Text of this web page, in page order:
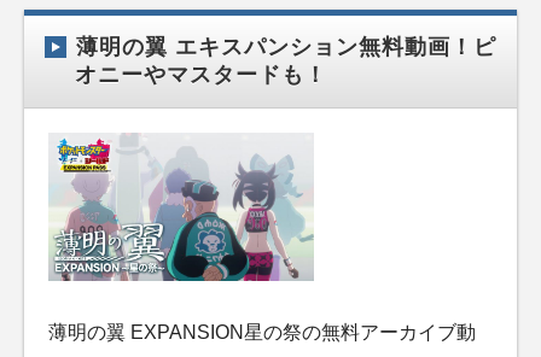
薄明の翼 エキスパンション無料動画！ピ
オニーやマスタードも！
薄明の翼 EXPANSION星の祭の無料アーカイブ動